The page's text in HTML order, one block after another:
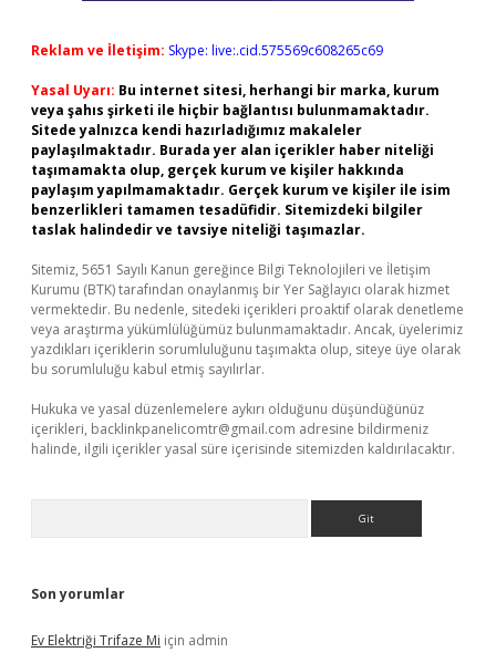
Reklam ve İletişim: Skype: live:.cid.575569c608265c69
Yasal Uyarı: Bu internet sitesi, herhangi bir marka, kurum
veya şahıs şirketi ile hiçbir bağlantısı bulunmamaktadır.
Sitede yalnızca kendi hazırladığımız makaleler
paylaşılmaktadır. Burada yer alan içerikler haber niteliği
taşımamakta olup, gerçek kurum ve kişiler hakkında
paylaşım yapılmamaktadır. Gerçek kurum ve kişiler ile isim
benzerlikleri tamamen tesadüfidir. Sitemizdeki bilgiler
taslak halindedir ve tavsiye niteliği taşımazlar.
Sitemiz, 5651 Sayılı Kanun gereğince Bilgi Teknolojileri ve İletişim
Kurumu (BTK) tarafından onaylanmış bir Yer Sağlayıcı olarak hizmet
vermektedir. Bu nedenle, sitedeki içerikleri proaktif olarak denetleme
veya araştırma yükümlülüğümüz bulunmamaktadır. Ancak, üyelerimiz
yazdıkları içeriklerin sorumluluğunu taşımakta olup, siteye üye olarak
bu sorumluluğu kabul etmiş sayılırlar.
Hukuka ve yasal düzenlemelere aykırı olduğunu düşündüğünüz
içerikleri, backlinkpanelicomtr@gmail.com adresine bildirmeniz
halinde, ilgili içerikler yasal süre içerisinde sitemizden kaldırılacaktır.
Son yorumlar
Ev Elektriği Trifaze Mi için admin